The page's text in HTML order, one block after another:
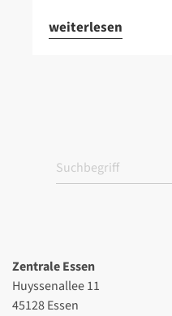
weiterlesen
Zentrale Essen
Huyssenallee 11
45128 Essen